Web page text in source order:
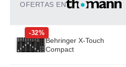
OFERTAS EN
-32%
Behringer X-Touch
Compact